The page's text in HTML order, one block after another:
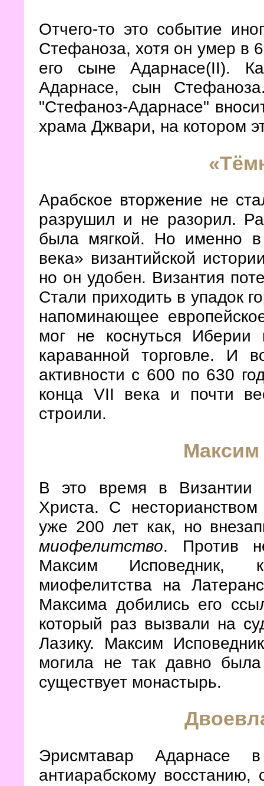
Отчего-то это событие
Стефаноза, хотя он умер в
его сыне Адарнасе(II).
Адарнасе, сын
"Стефаноз-Адарнасе"
храма Джвари, на котором
Арабское вторжение не
разрушил и не разорил.
была мягкой. Но именно
века» византийской
но он удобен. Византия
Стали приходить в упадок
напоминающее
мог не коснуться Иберии
караванной торговле. И
активности с 600 по 630
конца VII века и почти
строили.
Максим
В это время в Византии
Христа. С
уже 200 лет как, но
миофелитство. Против
Максим Исповедник,
миофелитства на
Максима добились его
который раз вызвали на
Лазику. Максим
могила не так давно
существует монастырь.
Эрисмтавар Адарнасе
антиарабскому